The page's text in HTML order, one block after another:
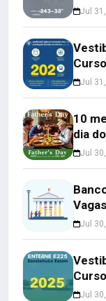
Jul
Jul
10
dia
Jul
Jul
Jul